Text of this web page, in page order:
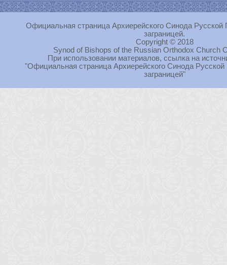
Официальная страница Архиерейского Синода Русской
заграницей.
Copyright © 2018
Synod of Bishops of the Russian Orthodox Church
При использовании материалов, ссылка на
"Официальная страница Архиерейского Синода
заграницей"